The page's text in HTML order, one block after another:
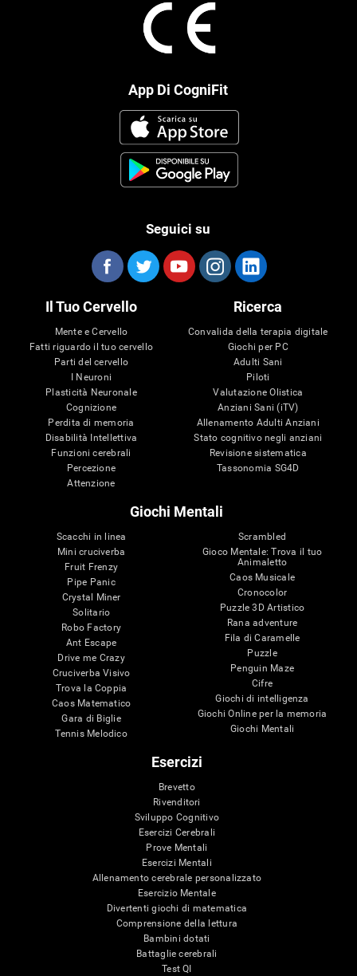
App Di CogniFit
Seguici su
Il Tuo Cervello
Mente e Cervello
Fatti riguardo il tuo cervello
Parti del cervello
I Neuroni
Plasticità Neuronale
Cognizione
Perdita di memoria
Disabilità Intellettiva
Funzioni cerebrali
Percezione
Attenzione
Ricerca
Convalida della terapia digitale
Giochi per PC
Adulti Sani
Piloti
Valutazione Olistica
Anziani Sani (iTV)
Allenamento Adulti Anziani
Stato cognitivo negli anziani
Revisione sistematica
Tassonomia SG4D
Giochi Mentali
Scacchi in linea
Mini cruciverba
Fruit Frenzy
Pipe Panic
Crystal Miner
Solitario
Robo Factory
Ant Escape
Drive me Crazy
Cruciverba Visivo
Trova la Coppia
Caos Matematico
Gara di Biglie
Tennis Melodico
Scrambled
Gioco Mentale: Trova il tuo
Animaletto
Caos Musicale
Cronocolor
Puzzle 3D Artistico
Rana adventure
Fila di Caramelle
Puzzle
Penguin Maze
Cifre
Giochi di intelligenza
Giochi Online per la memoria
Giochi Mentali
Esercizi
Brevetto
Rivenditori
Sviluppo Cognitivo
Esercizi Cerebrali
Prove Mentali
Esercizi Mentali
Allenamento cerebrale personalizzato
Esercizio Mentale
Divertenti giochi di matematica
Comprensione della lettura
Bambini dotati
Battaglie cerebrali
Test QI